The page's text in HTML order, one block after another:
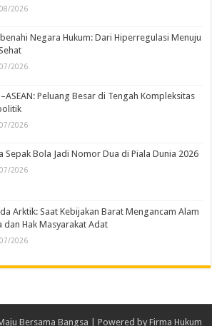
2026
Negara Hukum: Dari Hiperregulasi Menuju
2026
Peluang Besar di Tengah Kompleksitas
2026
Sepak Bola Jadi Nomor Dua di Piala Dunia 2026
2026
Arktik: Saat Kebijakan Barat Mengancam Alam
dan Hak Masyarakat Adat
2026
Bersama Bangsa | Powered by Firma Hukum